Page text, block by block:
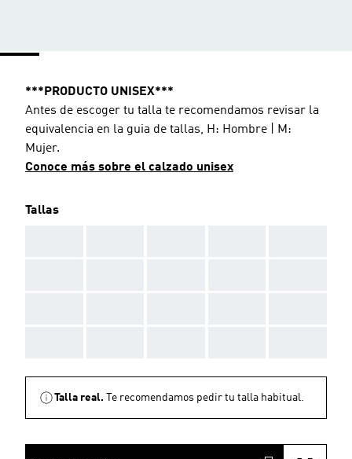
***PRODUCTO UNISEX***
Antes de escoger tu talla te recomendamos revisar la
equivalencia en la guia de tallas, H: Hombre | M:
Mujer.
Conoce más sobre el calzado unisex
Tallas
Talla real. Te recomendamos pedir tu talla habitual.